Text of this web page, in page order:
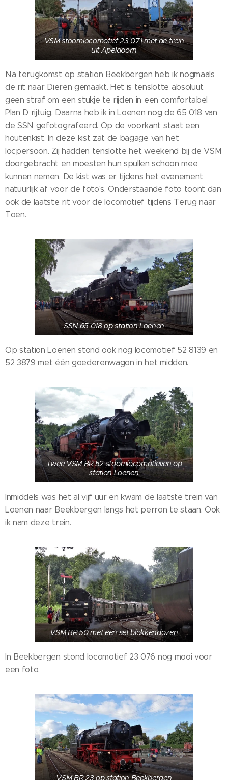
VSM stoomlocomotief 23 071 met de trein
uit Apeldoorn
Na terugkomst op station Beekbergen heb ik nogmaals
de rit naar Dieren gemaakt. Het is tenslotte absoluut
geen straf om een stukje te rijden in een comfortabel
Plan D rijtuig. Daarna heb ik in Loenen nog de 65 018 van
de SSN gefotografeerd. Op de voorkant staat een
houtenkist. In deze kist zat de bagage van het
locpersoon. Zij hadden tenslotte het weekend bij de VSM
doorgebracht en moesten hun spullen schoon mee
kunnen nemen. De kist was er tijdens het evenement
natuurlijk af voor de foto's. Onderstaande foto toont dan
ook de laatste rit voor de locomotief tijdens Terug naar
Toen.
SSN 65 018 op station Loenen
Op station Loenen stond ook nog locomotief 52 8139 en
52 3879 met één goederenwagon in het midden.
Twee VSM BR 52 stoomlocomotieven op
station Loenen
Inmiddels was het al vijf uur en kwam de laatste trein van
Loenen naar Beekbergen langs het perron te staan. Ook
ik nam deze trein.
VSM BR 50 met een set blokkendozen
In Beekbergen stond locomotief 23 076 nog mooi voor
een foto.
VSM BR 23 op station Beekbergen